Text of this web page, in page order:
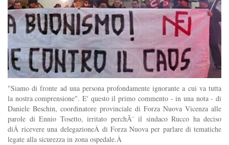
"Siamo di fronte ad una persona profondamente ignorante a cui va tutta
la nostra comprensione". E' questo il primo commento - in una nota - di
Daniele Beschin, coordinatore provinciale di Forza Nuova Vicenza alle
parole di Ennio Tosetto, irritato perchÃ¨ il sindaco Rucco ha deciso
diÂ ricevere una delegazioneÂ di Forza Nuova per parlare di tematiche
legate alla sicurezza in zona ospedale.Â